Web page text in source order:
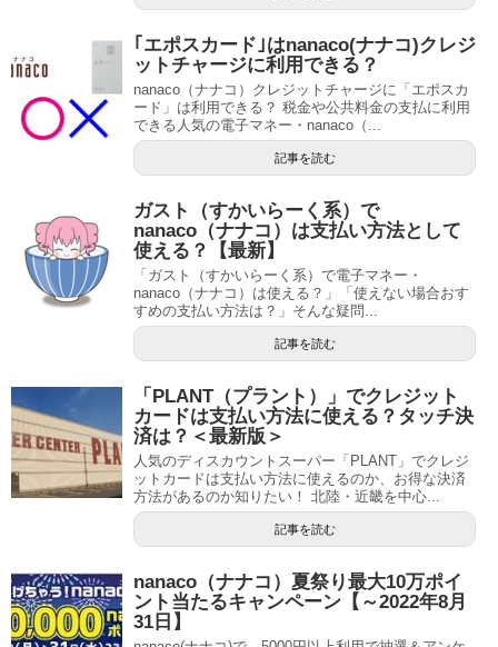
｢エポスカード｣はnanaco(ナナコ)クレジ
ットチャージに利用できる？
nanaco（ナナコ）クレジットチャージに「エポスカ
ード」は利用できる？ 税金や公共料金の支払に利用
できる人気の電子マネー・nanaco（...
記事を読む
ガスト（すかいらーく系）で
nanaco（ナナコ）は支払い方法として
使える？【最新】
「ガスト（すかいらーく系）で電子マネー・
nanaco（ナナコ）は使える？」「使えない場合おす
すめの支払い方法は？」そんな疑問...
記事を読む
「PLANT（プラント）」でクレジット
カードは支払い方法に使える？タッチ決
済は？＜最新版＞
人気のディスカウントスーパー「PLANT」でクレジ
ットカードは支払い方法に使えるのか、お得な決済
方法があるのか知りたい！ 北陸・近畿を中心...
記事を読む
nanaco（ナナコ）夏祭り最大10万ポイ
ント当たるキャンペーン【～2022年8月
31日】